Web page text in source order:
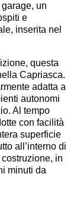
un
e
inserita nel
questa
Capriasca.
adatta a
autonomi
Al tempo
con facilità
superficie
all’interno di
in
minuti da